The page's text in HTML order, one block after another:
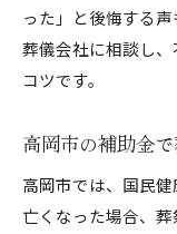
った」と後悔する
葬儀会社に相談し
コツです。
高岡市の補助金
高岡市では、国民
亡くなった場合、